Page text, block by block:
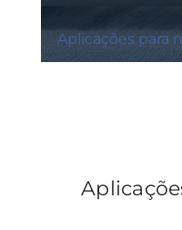
Aplicações para